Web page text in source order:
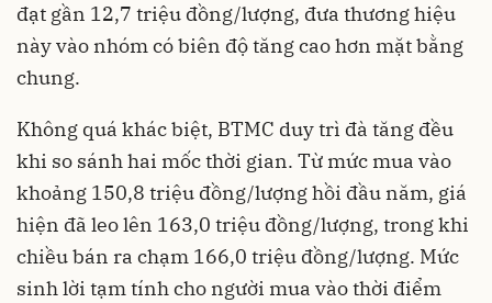
đạt gần 12,7 triệu đồng/lượng, đưa thương hiệu
này vào nhóm có biên độ tăng cao hơn mặt bằng
chung.
Không quá khác biệt, BTMC duy trì đà tăng đều
khi so sánh hai mốc thời gian. Từ mức mua vào
khoảng 150,8 triệu đồng/lượng hồi đầu năm, giá
hiện đã leo lên 163,0 triệu đồng/lượng, trong khi
chiều bán ra chạm 166,0 triệu đồng/lượng. Mức
sinh lời tạm tính cho người mua vào thời điểm